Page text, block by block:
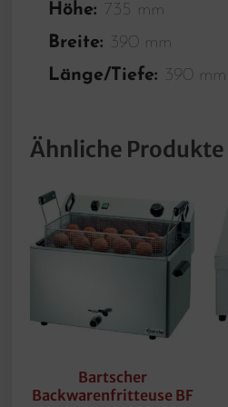
Höhe: 735 mm
Breite: 390 mm
Länge/Tiefe: 390 mm
Ähnliche Produkte
Bartscher
Backwarenfritteuse BF